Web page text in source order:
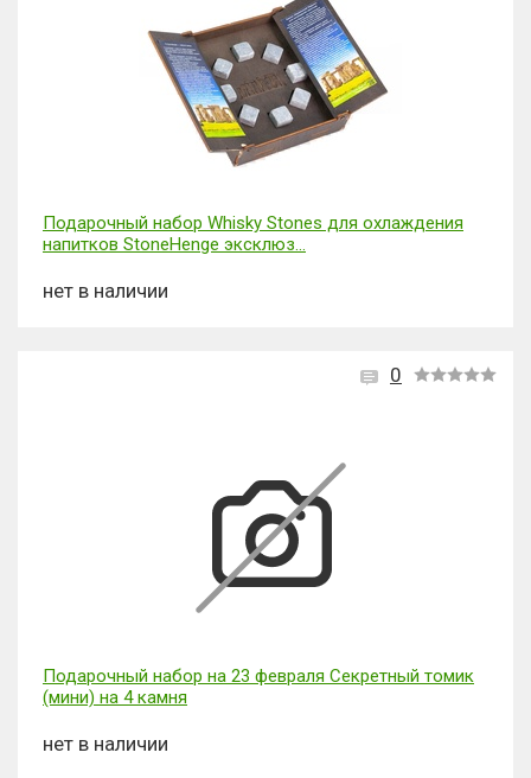
Подарочный набор Whisky Stones для охлаждения
напитков StoneHenge эксклюз...
нет в наличии
0
Подарочный набор на 23 февраля Секретный томик
(мини) на 4 камня
нет в наличии